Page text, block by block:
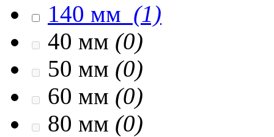
140 мм (1)
40 мм (0)
50 мм (0)
60 мм (0)
80 мм (0)